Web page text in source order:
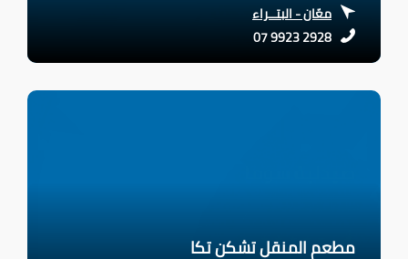
معّان - البتــراء
07 9923 2928
مطعم المنقل تشكن تكا